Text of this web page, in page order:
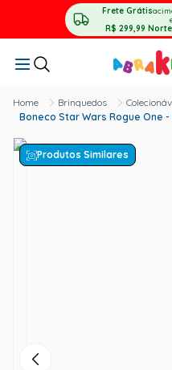
Frete Grátis
R$ 299,99
Brinquedos
Boneco Star Wars Rogue One -
Produtos Similares